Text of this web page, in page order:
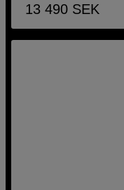
13 490 SEK